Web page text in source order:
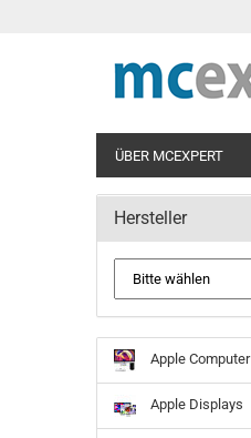
ÜBER MCEXPERT
Hersteller
Apple Computer
Apple Displays